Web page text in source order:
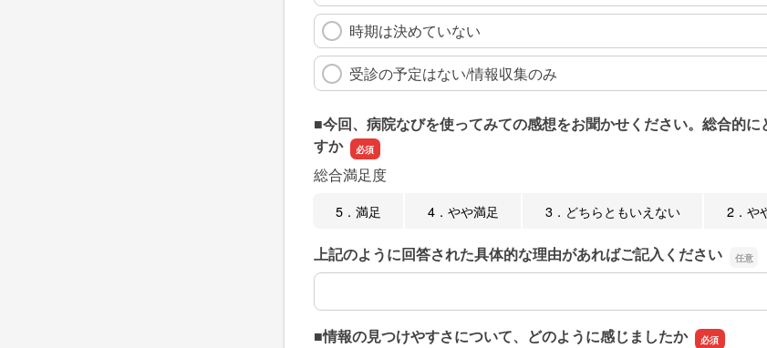
時期は決めていない
受診の予定はない/情報収集のみ
■今回、病院なびを使ってみての感想をお聞かせください。総合的に
すか
総合満足度
5．満足 4．やや満足 3．どちらともいえない 2．や
上記のように回答された具体的な理由があればご記入ください
上記のように回答された具体的な理由があればご記入ください
■情報の見つけやすさについて、どのように感じましたか